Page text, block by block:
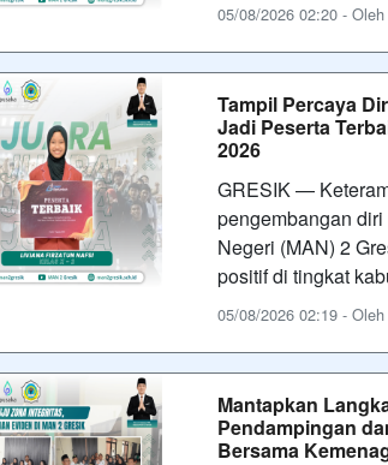
05/08/2026 02:20 -
Tampil Percaya
Jadi Peserta
2026
GRESIK —
pengembangan
Negeri (MAN) 2
positif di tingkat
05/08/2026 02:19 -
Mantapkan
Pendampingan
Bersama